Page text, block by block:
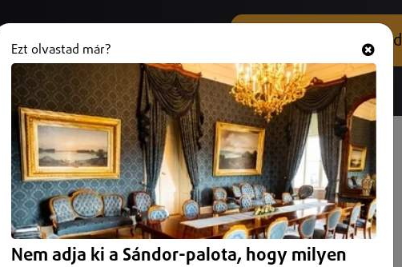
+36 (20) 316 3000 Hallgasd és nézd
nyíregyházi Móricz Zsigmond
Színház A Pál utcai fiúk című előadásba.
Ezt olvastad már?
Nem adja ki a Sándor-palota, hogy milyen